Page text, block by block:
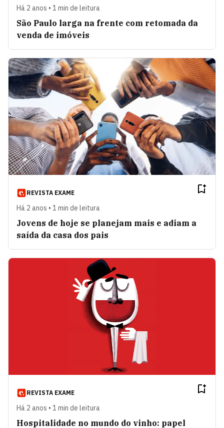
Há 2 anos • 1 min de leitura
São Paulo larga na frente com retomada da
venda de imóveis
REVISTA EXAME
Há 2 anos • 1 min de leitura
Jovens de hoje se planejam mais e adiam a
saída da casa dos pais
REVISTA EXAME
Há 2 anos • 1 min de leitura
Hospitalidade no mundo do vinho: papel